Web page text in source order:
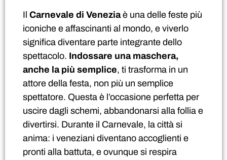
Il Carnevale di Veneziaè una delle feste più
iconiche e affascinanti al mondo, e viverlo
significa diventare parte integrante dello
spettacolo. Indossare una maschera,
anche la più semplice, ti trasforma in un
attore della festa, non più un semplice
spettatore. Questa è l’occasione perfetta per
uscire dagli schemi, abbandonarsi alla follia e
divertirsi. Durante il Carnevale, la città si
anima: i veneziani diventano accoglienti e
pronti alla battuta, e ovunque si respira